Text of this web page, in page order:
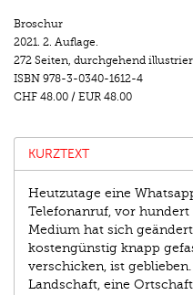
Broschur
2021. 2. Auflage.
272 Seiten, durchgehend
ISBN 978-3-0340-1612-4
CHF 48.00 / EUR 48.00
KURZTEXT
Heutzutage eine
Telefonanruf, vor hundert
Medium hat sich
kostengünstig knapp
verschicken, ist
Landschaft, eine